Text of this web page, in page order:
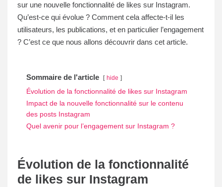
sur une nouvelle fonctionnalité de likes sur Instagram.
Qu’est-ce qui évolue ? Comment cela affecte-t-il les
utilisateurs, les publications, et en particulier l’engagement
? C’est ce que nous allons découvrir dans cet article.
Sommaire de l'article hide
Évolution de la fonctionnalité de likes sur Instagram
Impact de la nouvelle fonctionnalité sur le contenu
des posts Instagram
Quel avenir pour l’engagement sur Instagram ?
Évolution de la fonctionnalité
de likes sur Instagram